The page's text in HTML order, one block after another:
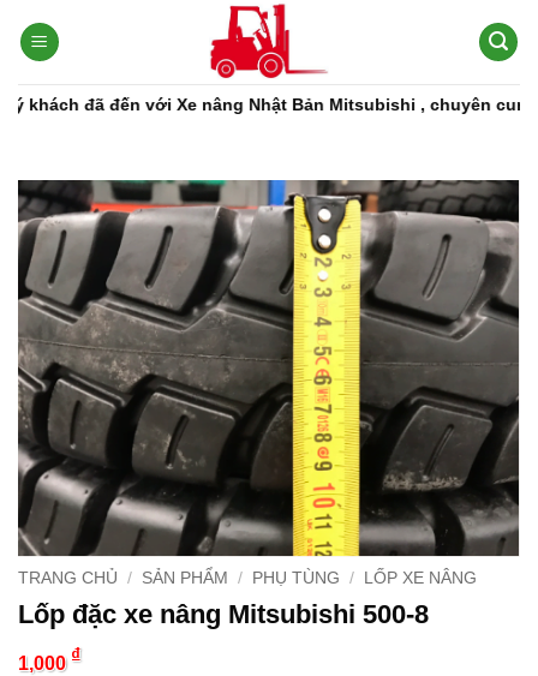
qua
dung
đã đến với Xe nâng Nhật Bản Mitsubishi , chuyên cung
TRANG CHỦ / SẢN PHẨM / PHỤ TÙNG / LỐP XE NÂNG
Lốp đặc xe nâng Mitsubishi 500-8
1,000 ₫